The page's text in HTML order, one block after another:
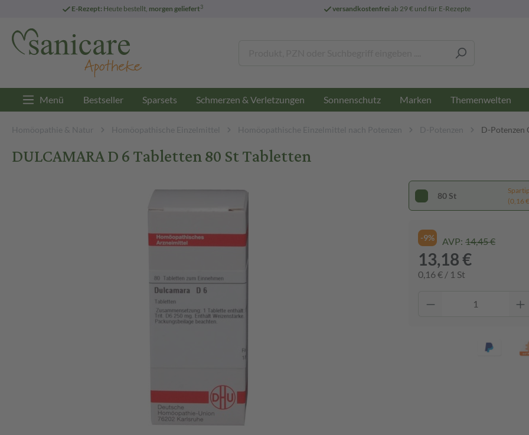
E-Rezept: Heute bestellt, morgen geliefert3 versandkostenfreiab 29 € und für E-Rezepte
Menü Bestseller Sparsets Schmerzen & Verletzungen Sonnenschutz Marken Themenwelten
Homöopathie & Natur Homöopathische Einzelmittel Homöopathische Einzelmittel nach Potenzen D-Potenzen D-Potenzen
DULCAMARA D 6 Tabletten 80 St Tabletten
80 St
(0,16
-9% AVP: 14,45 €
13,18 €
0,16 € / 1 St